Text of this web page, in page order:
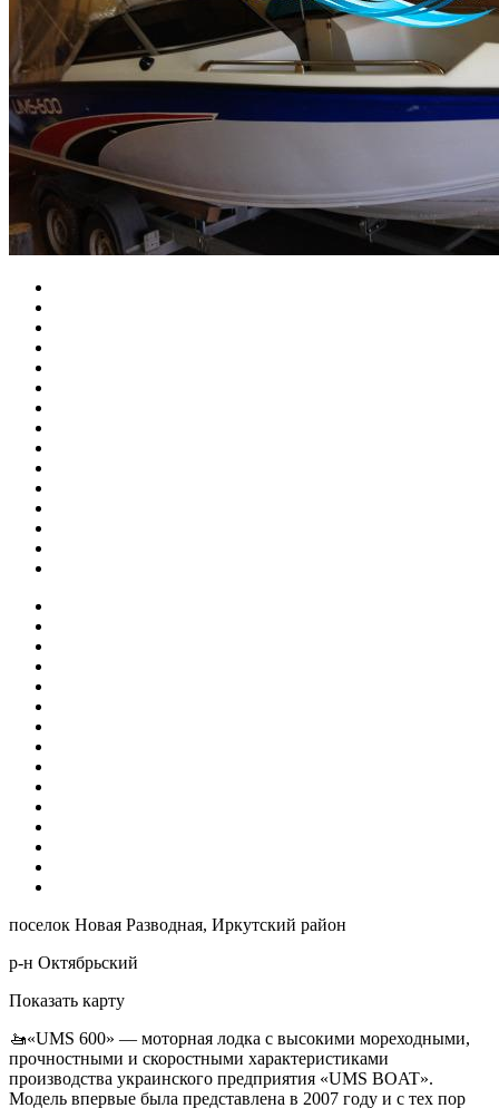
поселок Новая Разводная, Иркутский район
р-н Октябрьский
Показать карту
🚤«UMS 600» — моторная лодка с высокими мореходными,
прочностными и скоростными характеристиками
производства украинского предприятия «UMS BOAT».
Модель впервые была представлена в 2007 году и с тех пор